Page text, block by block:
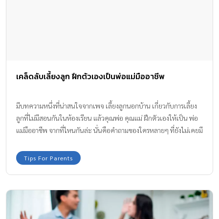
เคล็ดลับเลี้ยงลูก ฝึกตัวเองเป็นพ่อแม่มืออาชีพ
มีบทความหนึ่งที่น่าสนใจจากเพจ เลี้ยงลูกนอกบ้าน เกี่ยวกับการเลี้ยง
ลูกที่ไม่มีสอนกันในห้องเรียน แล้วคุณพ่อ คุณแม่ ฝึกตัวเองให้เป็น พ่อ
แม่มืออาชีพ จากที่ไหนกันล่ะ นั่นคือคำถามของใครหลายๆ ที่ยังไม่เคยมี
Tips For Parents